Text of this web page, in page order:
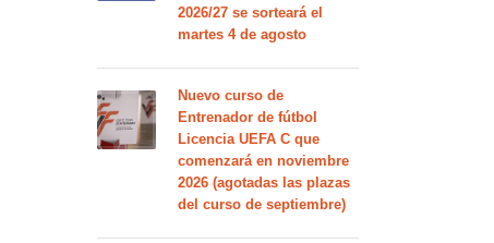
2026/27 se sorteará el
martes 4 de agosto
Nuevo curso de
Entrenador de fútbol
Licencia UEFA C que
comenzará en noviembre
2026 (agotadas las plazas
del curso de septiembre)